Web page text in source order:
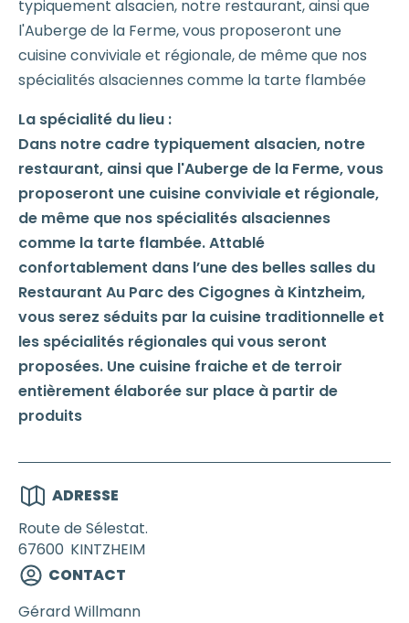
typiquement alsacien, notre restaurant, ainsi que
l'Auberge de la Ferme, vous proposeront une
cuisine conviviale et régionale, de même que nos
spécialités alsaciennes comme la tarte flambée
La spécialité du lieu :
Dans notre cadre typiquement alsacien, notre
restaurant, ainsi que l'Auberge de la Ferme, vous
proposeront une cuisine conviviale et régionale,
de même que nos spécialités alsaciennes
comme la tarte flambée. Attablé
confortablement dans l’une des belles salles du
Restaurant Au Parc des Cigognes à Kintzheim,
vous serez séduits par la cuisine traditionnelle et
les spécialités régionales qui vous seront
proposées. Une cuisine fraiche et de terroir
entièrement élaborée sur place à partir de
produits
ADRESSE
Route de Sélestat.
67600 KINTZHEIM
CONTACT
GérardWillmann